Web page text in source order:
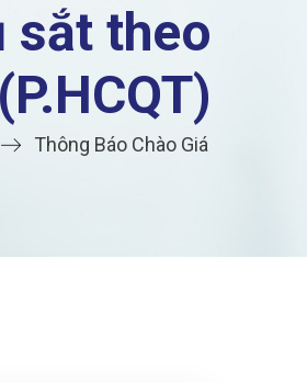
sắt theo
Thông Báo Chào Giá